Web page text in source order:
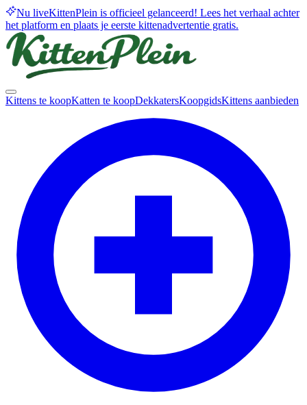
Nu liveKittenPlein is officieel gelanceerd! Lees het verhaal achter
het platform en plaats je eerste kittenadvertentie gratis.
Kittens te koopKatten te koopDekkatersKoopgidsKittens aanbieden